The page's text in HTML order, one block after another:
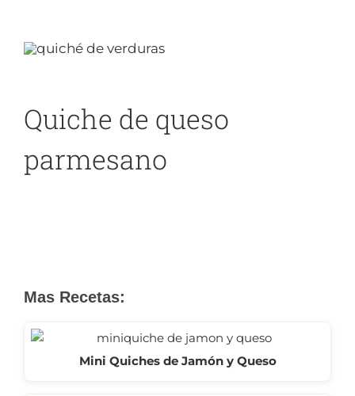
Quiche de queso
parmesano
Mas Recetas:
Mini Quiches de Jamón y Queso